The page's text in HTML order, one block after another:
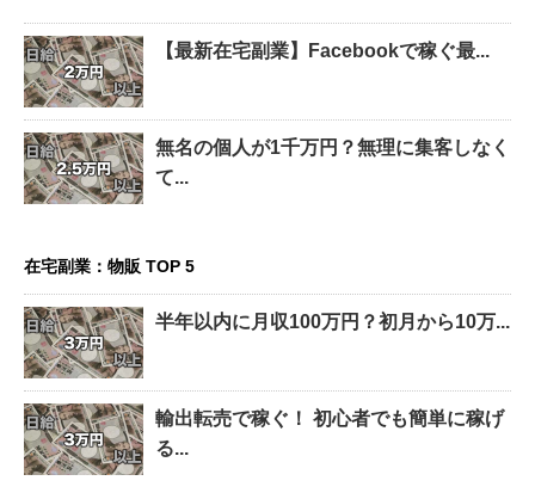
【最新在宅副業】Facebookで稼ぐ最...
無名の個人が1千万円？無理に集客しなく
て...
在宅副業：物販 TOP 5
半年以内に月収100万円？初月から10万...
輸出転売で稼ぐ！ 初心者でも簡単に稼げ
る...